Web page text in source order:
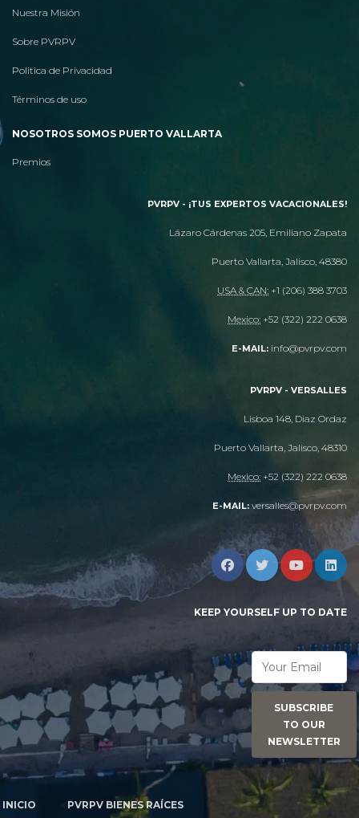
Nuestra Misión
Sobre PVRPV
Politica de Privacidad
Términos de uso
NOSOTROS SOMOS PUERTO VALLARTA
Premios
PVRPV - ¡TUS EXPERTOS VACACIONALES!
Lázaro Cárdenas 205, Emiliano Zapata
Puerto Vallarta, Jalisco, 48380
USA & CAN: +1 (206) 388 3703
Mexico: +52 (322) 222 0638
E-MAIL: info@pvrpv.com
PVRPV - VERSALLES
Lisboa 148, Diaz Ordaz
Puerto Vallarta, Jalisco, 48310
Mexico: +52 (322) 222 0638
E-MAIL: versalles@pvrpv.com
KEEP YOURSELF UP TO DATE
SUBSCRIBE
TO OUR
NEWSLETTER
INICIO PVRPV BIENES RAÍCES